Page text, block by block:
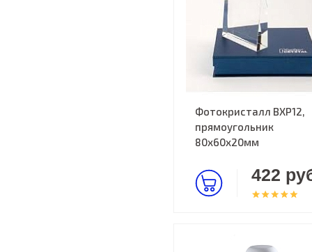
Фотокристалл BXP12,
прямоугольник
80х60х20мм
422